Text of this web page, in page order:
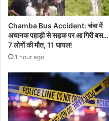
Chamba Bus Accident: चंबा में
अचानक पहाड़ी से सड़क पर आ गिरी बस…
7 लोगों की मौत, 11 घायल!
1 hour ago